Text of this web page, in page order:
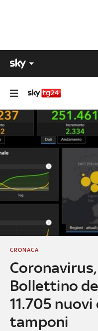
Bollettino
11.705 nuovi
tamponi
CRONACA